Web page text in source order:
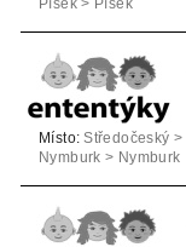
Písek > Písek
Místo: Středočeský >
Nymburk > Nymburk